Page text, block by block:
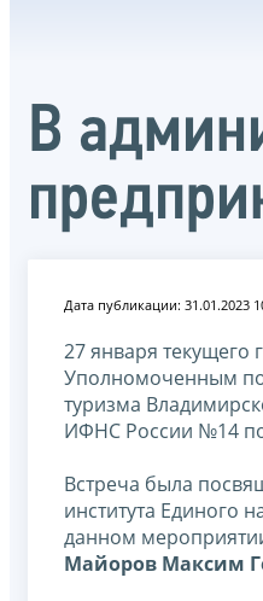
В
Дата публикации: 31.01.2023
27 января текущего
Уполномоченным по
туризма
ИФНС России №14 по
Встреча была
института Единого
данном
Майоров Максим